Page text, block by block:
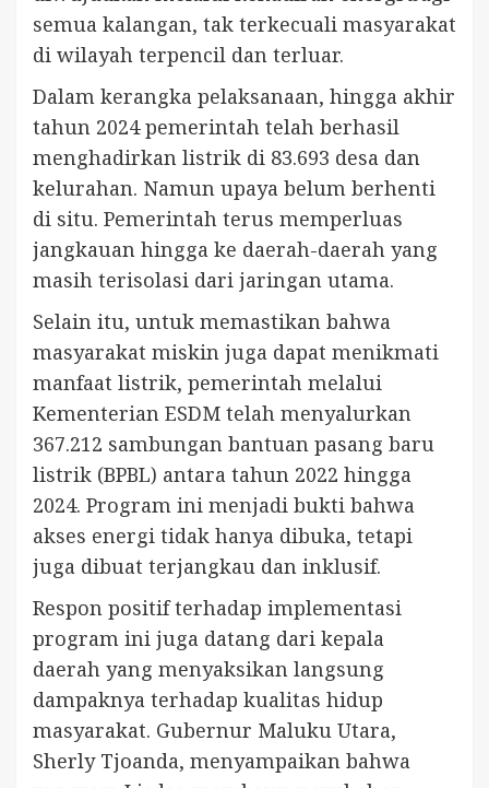
semua kalangan, tak terkecuali masyarakat
di wilayah terpencil dan terluar.
Dalam kerangka pelaksanaan, hingga akhir
tahun 2024 pemerintah telah berhasil
menghadirkan listrik di 83.693 desa dan
kelurahan. Namun upaya belum berhenti
di situ. Pemerintah terus memperluas
jangkauan hingga ke daerah-daerah yang
masih terisolasi dari jaringan utama.
Selain itu, untuk memastikan bahwa
masyarakat miskin juga dapat menikmati
manfaat listrik, pemerintah melalui
Kementerian ESDM telah menyalurkan
367.212 sambungan bantuan pasang baru
listrik (BPBL) antara tahun 2022 hingga
2024. Program ini menjadi bukti bahwa
akses energi tidak hanya dibuka, tetapi
juga dibuat terjangkau dan inklusif.
Respon positif terhadap implementasi
program ini juga datang dari kepala
daerah yang menyaksikan langsung
dampaknya terhadap kualitas hidup
masyarakat. Gubernur Maluku Utara,
Sherly Tjoanda, menyampaikan bahwa